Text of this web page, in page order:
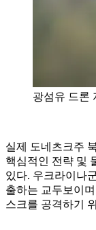
광섬유 드론
실제 도네츠크주
핵심적인 전략 및
있다. 우크라이나
출하는 교두보이
스크를 공격하기